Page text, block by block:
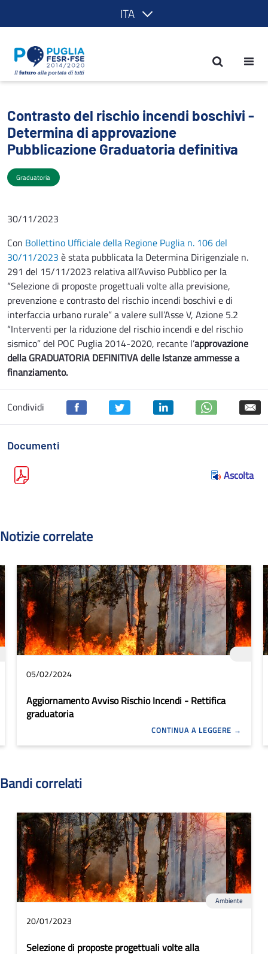
ITA
Contrasto del rischio incendi boschivi
Contrasto del rischio incendi boschivi -
Determina di approvazione
Pubblicazione Graduatoria definitiva
Graduatoria
30/11/2023
Con Bollettino Ufficiale della Regione Puglia n. 106 del
30/11/2023 è stata pubblicata la Determina Dirigenziale n.
291 del 15/11/2023 relativa all’Avviso Pubblico per la
“Selezione di proposte progettuali volte alla previsione,
prevenzione e contrasto del rischio incendi boschivi e di
interfaccia urbano rurale” a valere sull’Asse V, Azione 5.2
“Interventi per la riduzione del rischio incendi e del rischio
sismico” del POC Puglia 2014-2020, recante l’approvazione
della GRADUATORIA DEFINITIVA delle Istanze ammesse a
finanziamento.
Condividi
Documenti
Ascolta
Notizie correlate
05/02/2024
Aggiornamento Avviso Rischio Incendi - Rettifica
graduatoria
CONTINUA A LEGGERE
Bandi correlati
Ambiente
20/01/2023
Selezione di proposte progettuali volte alla